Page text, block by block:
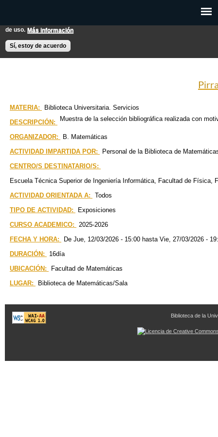
Esta web utiliza cookies para mejorar su experiencia de usuario.
de uso. Más información
Sí, estoy de acuerdo
principal
EXPON@us.es
MATERIA:
Biblioteca Universitaria. Servicios
DESCRIPCIÓN:
Muestra de la selección bibliográfica realizada con
ORGANIZADOR:
B. Matemáticas
ACTIVIDAD IMPARTIDA POR:
Personal de la Biblioteca de
CENTRO/S DESTINATARIO/S:
Escuela Técnica Superior de Ingeniería Informática
Facultad de Física
ACTIVIDAD ORIENTADA A:
Todos
TIPO DE ACTIVIDAD:
Exposiciones
CURSO ACADEMICO:
2025-2026
FECHA Y HORA:
De Jue, 12/03/2026 - 15:00 hasta Vie, 27/03/2026 -
DURACIÓN:
16día
UBICACIÓN:
Facultad de Matemáticas
LUGAR:
Biblioteca de Matemáticas/Sala
Biblioteca de la